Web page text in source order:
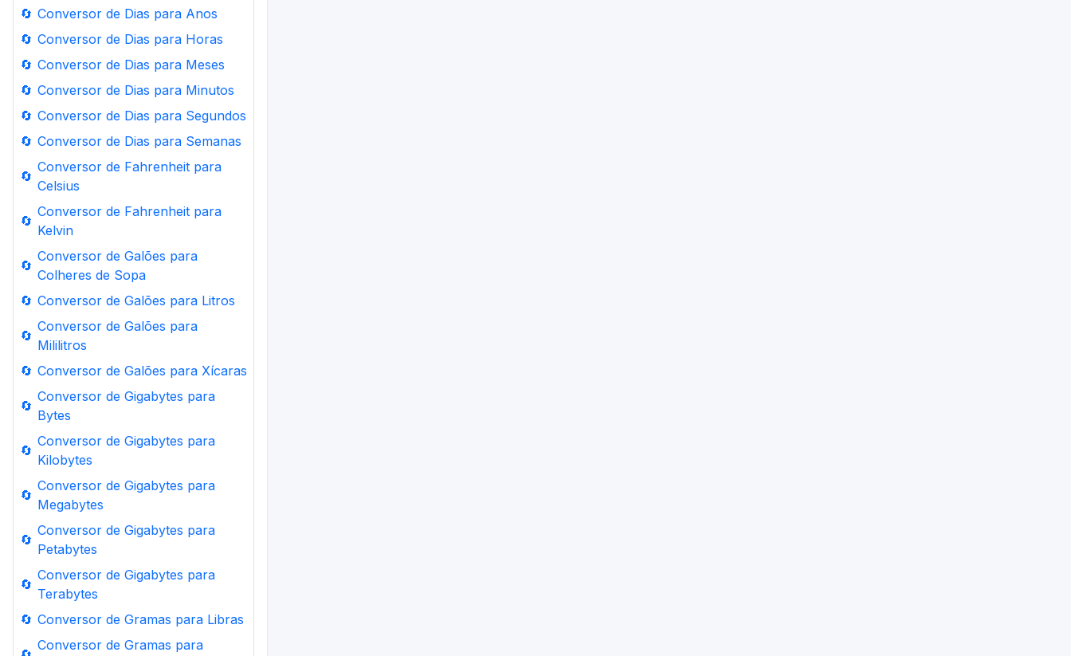
🔄 Conversor de Dias para Anos
🔄 Conversor de Dias para Horas
🔄 Conversor de Dias para Meses
🔄 Conversor de Dias para Minutos
🔄 Conversor de Dias para Segundos
🔄 Conversor de Dias para Semanas
🔄
Conversor de Fahrenheit para
Celsius
🔄
Conversor de Fahrenheit para
Kelvin
🔄
Conversor de Galões para
Colheres de Sopa
🔄 Conversor de Galões para Litros
🔄
Conversor de Galões para
Mililitros
🔄 Conversor de Galões para Xícaras
🔄
Conversor de Gigabytes para
Bytes
🔄
Conversor de Gigabytes para
Kilobytes
🔄
Conversor de Gigabytes para
Megabytes
🔄
Conversor de Gigabytes para
Petabytes
🔄
Conversor de Gigabytes para
Terabytes
🔄 Conversor de Gramas para Libras
Conversor de Gramas para